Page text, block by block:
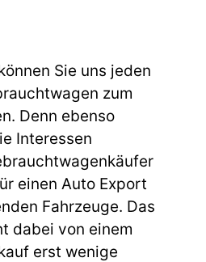
Sie uns jeden
zum
Denn ebenso
Interessen
einen Auto Export
Fahrzeuge. Das
dabei von einem
erst wenige